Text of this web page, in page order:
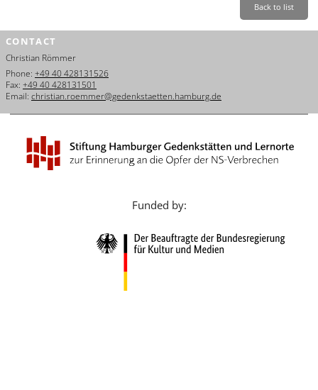
Dansk
Español
Italiano
Nederlands
Português
Back to list
CONTACT
Christian Römmer
Phone: +49 40 428131526
Fax: +49 40 428131501
Email: christian.roemmer@gedenkstaetten.hamburg.de
Funded by: